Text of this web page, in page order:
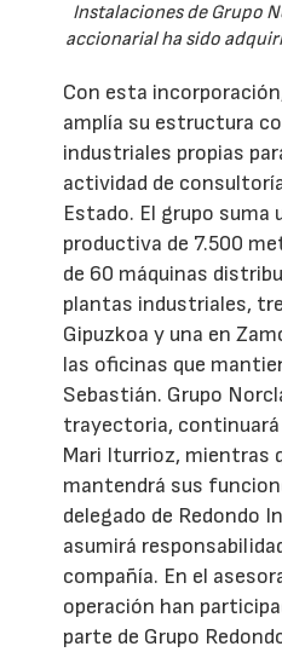
Instalaciones de Grupo
accionarial ha sido
Con esta
amplía su estructura
industriales propias
actividad de
Estado. El grupo suma
productiva de 7.500
de 60 máquinas
plantas industriales,
Gipuzkoa y una en
las oficinas que
Sebastián. Grupo
trayectoria, continuará
Mari Iturrioz, mientras
mantendrá sus
delegado de Redondo
asumirá
compañía. En el
operación han
parte de Grupo